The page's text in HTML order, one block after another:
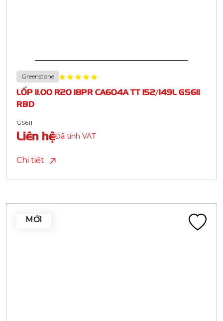
Greenstone
LỐP 11.00 R20 18PR CA604A TT 152/149L GS611
RBD
GS611
Liên hệĐã tính VAT
Chi tiết
MỚI